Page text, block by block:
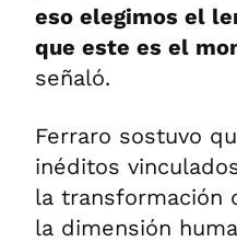
eso elegimos el
que este es el
señaló.
Ferraro sostuvo
inéditos
la transformación
la dimensión